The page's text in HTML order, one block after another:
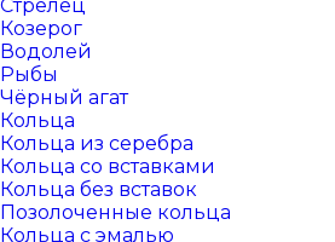
Стрелец
Козерог
Водолей
Рыбы
Чёрный агат
Кольца
Кольца из серебра
Кольца со вставками
Кольца без вставок
Позолоченные кольца
Кольца с эмалью